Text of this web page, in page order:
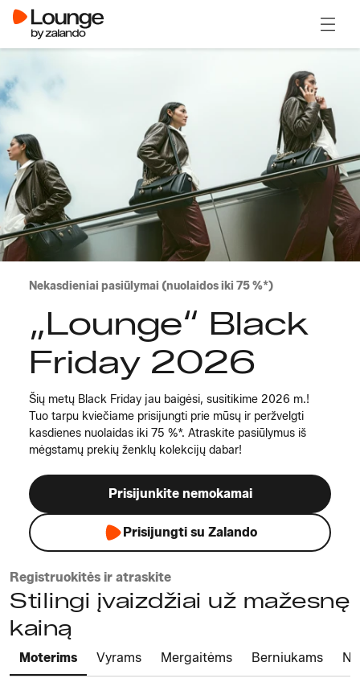
Nekasdieniai pasiūlymai (nuolaidos iki 75 %*)
„Lounge“ Black
Friday 2026
Šių metų Black Friday jau baigėsi, susitikime 2026 m.!
Tuo tarpu kviečiame prisijungti prie mūsų ir peržvelgti
kasdienes nuolaidas iki 75 %*. Atraskite pasiūlymus iš
mėgstamų prekių ženklų kolekcijų dabar!
Prisijunkite nemokamai
Prisijungti su Zalando
Registruokitės ir atraskite
Stilingi įvaizdžiai už mažesnę
kainą
Moterims Vyrams Mergaitėms Berniukams